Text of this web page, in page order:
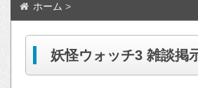
ホーム >
妖怪ウォッチ3 雑談掲